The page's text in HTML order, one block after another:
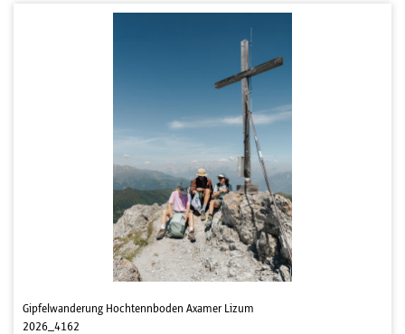
Gipfelwanderung Hochtennboden Axamer Lizum
2026_4162